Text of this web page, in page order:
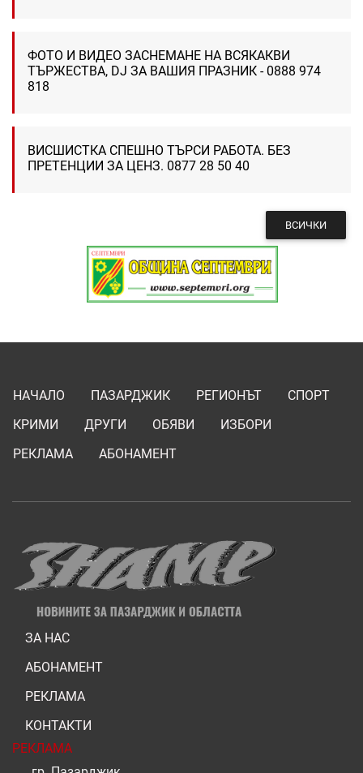
ФОТО И ВИДЕО ЗАСНЕМАНЕ НА ВСЯКАКВИ
ТЪРЖЕСТВА, DJ ЗА ВАШИЯ ПРАЗНИК - 0888 974
818
ВИСШИСТКА СПЕШНО ТЪРСИ РАБОТА. БЕЗ
ПРЕТЕНЦИИ ЗА ЦЕНЗ. 0877 28 50 40
ВСИЧКИ
НАЧАЛО ПАЗАРДЖИК РЕГИОНЪТ
СПОРТ
КРИМИ
ДРУГИ ОБЯВИ
ИЗБОРИ
РЕКЛАМА
АБОНАМЕНТ
ЗА НАС
АБОНАМЕНТ
РЕКЛАМА
КОНТАКТИ
РЕКЛАМА